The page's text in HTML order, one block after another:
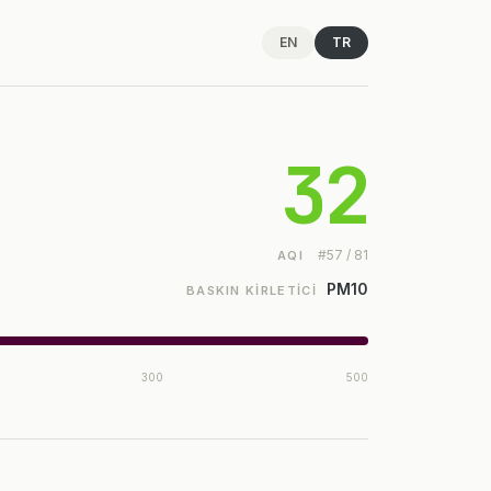
EN TR
32
AQI #57 / 81
BASKIN KIRLETICI PM10
300 500